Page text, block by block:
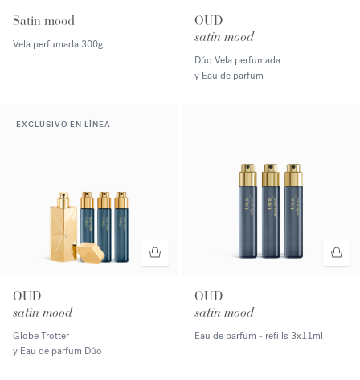
Satin mood
Vela perfumada 300g
OUD
satin mood
Dúo Vela perfumada
y Eau de parfum
EXCLUSIVO EN LÍNEA
OUD
satin mood
Globe Trotter
y Eau de parfum Dúo
OUD
satin mood
Eau de parfum - refills 3x11ml